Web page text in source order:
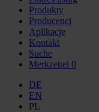
Produkty
Producenci
Aplikacje
Kontakt
Suche
Merkzettel 0
DE
EN
PL